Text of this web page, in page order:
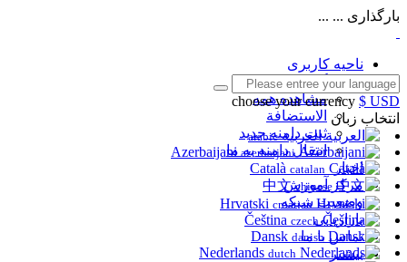
بارگذاری ... ...
ناحیه کاربری
فروشگاه
مشاهده همه
الاستضافة
ثبت دامنه جدید
انتقال دامنه به ما
اخبار
مرکز آموزش
وضعیت شبکه
بازاریابی
تماس با ما
بیشتر
choose your currency $ USD
انتخاب زبان
العربيةarabic
Azerbaijani
azerbaijani
catalan
中文
chinese
croatian
Čeština
czech
danish
dutch